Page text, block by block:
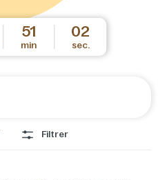
51
min
02
sec.
Filtrer